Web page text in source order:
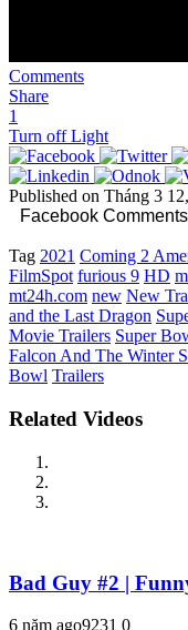
Comments
Share
1
Turn off Light
Published on Tháng 3
Facebook
Tag 2021 Coming 2
FilmSpot furious 9 HD
mt24h.com new New
and the Last Dragon
Movie Trailers Super
Falcon And The Winter
Bowl Trailers
Related Videos
Bad Guy #2 |
6 năm ago9231 0